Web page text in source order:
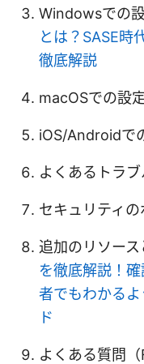
Windowsでの
とは？SASE時
徹底解説
macOSでの設
iOS/Androidで
よくあるトラ
セキュリティの
追加のリソー
を徹底解説！
者でもわかる
ド
よくある質問（